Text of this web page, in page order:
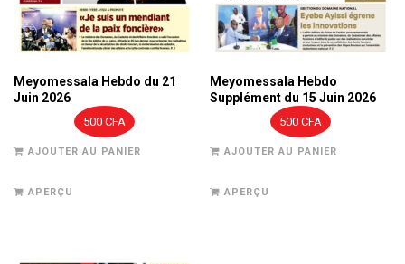
Meyomessala Hebdo du 21
Juin 2026
500 CFA
AJOUTER AU PANIER
APERÇU
Meyomessala Hebdo
Supplément du 15 Juin 2026
500CFA
AJOUTER AU PANIER
APERÇU